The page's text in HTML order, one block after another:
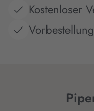
Kostenloser